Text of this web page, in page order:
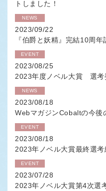
トしました！
NEWS
2023/09/22
『伯爵と妖精』完結10周
EVENT
2023/08/25
2023年度ノベル大賞 選考
NEWS
2023/08/18
WebマガジンCobaltの今後
EVENT
2023/08/18
2023年ノベル大賞最終選考
EVENT
2023/07/28
2023年ノベル大賞第4次選